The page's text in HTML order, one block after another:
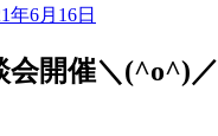
年6月16日
会開催＼(^o^)／